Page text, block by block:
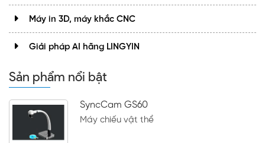
Máy in 3D, máy khắc CNC
Giải pháp AI hãng LINGYIN
Sản phẩm nổi bật
SyncCam GS60
Máy chiếu vật thể